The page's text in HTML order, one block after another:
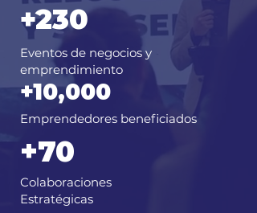
+230
Eventos de negocios y
emprendimiento
+10,000
Emprendedores beneficiados
+70
Colaboraciones
Estratégicas